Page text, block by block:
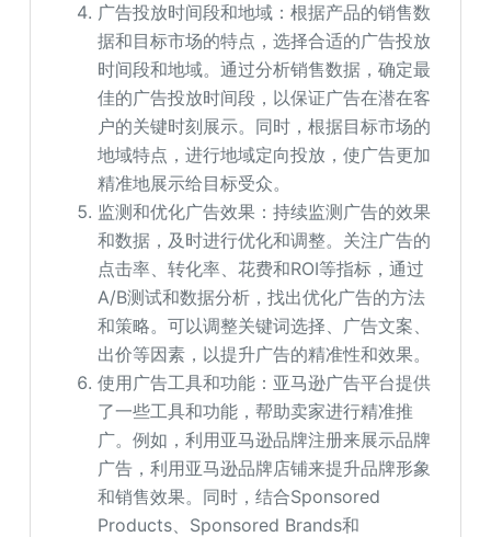
广告投放时间段和地域：根据产品的销售数
据和目标市场的特点，选择合适的广告投放
时间段和地域。通过分析销售数据，确定最
佳的广告投放时间段，以保证广告在潜在客
户的关键时刻展示。同时，根据目标市场的
地域特点，进行地域定向投放，使广告更加
精准地展示给目标受众。
监测和优化广告效果：持续监测广告的效果
和数据，及时进行优化和调整。关注广告的
点击率、转化率、花费和ROI等指标，通过
A/B测试和数据分析，找出优化广告的方法
和策略。可以调整关键词选择、广告文案、
出价等因素，以提升广告的精准性和效果。
使用广告工具和功能：亚马逊广告平台提供
了一些工具和功能，帮助卖家进行精准推
广。例如，利用亚马逊品牌注册来展示品牌
广告，利用亚马逊品牌店铺来提升品牌形象
和销售效果。同时，结合Sponsored
Products、Sponsored Brands和